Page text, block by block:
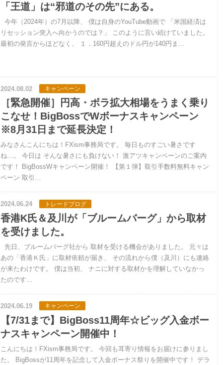
「王道」は“邪道のその先”にある。
今年（2024年）の7月以降、 僕は自身のYouTube動画で 「米国経済は
リセッション突入へ向かうのでは？」 このように言い続けていました。
最初の発言からほどなく、 １．160円超えのドル円が140円ま…
2024.08.02 キャンペーン
［緊急開催］円高・ボラ拡大相場をうまく乗り
こなせ！BigBossでWボーナスキャンペーン
※8月31日まで延長決定！
みなさんこんにちは！FXism事務局です。 毎日ものすごい暑さです
ね…。 今日は そんな暑さにも負けない！ 激アツキャンペーンのご案内
です！ BigBossWキャンペーン開催！ 【第１弾】取引手数料無料キャン
ペーン 取引…
2024.06.24 トレードブログ
香港K氏＆及川が「ブルームバーグ」から取材
を受けました。
先日、ブルームバーグ社から 取材を受ける機会がありました。 元々は
あの「香港Ｋ氏」に取材依頼が届き、 その流れから僕（及川）にも連絡
が来たわけです。 僕は当初、 ナニに対する取材かを理解していなかっ
たのです…
2024.06.19 キャンペーン
【7/31まで】BigBoss11周年☆ビッグ入金ボー
ナスキャンペーン開催中！
こんにちは！FXism事務局です。 今回も耳寄り情報をお届けに参りまし
た。 BigBossが11周年を記念して入金ボーナス祭りを開催中です！ デラ